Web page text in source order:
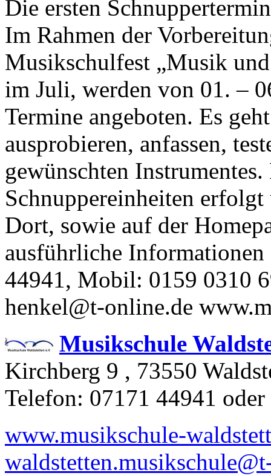
Die ersten
Im Rahmen der
Musikschulfest „Musik
im Juli, werden von 01. –
Termine angeboten. Es
ausprobieren, anfassen,
gewünschten
Schnuppereinheiten
Dort, sowie auf der
ausführliche
44941, Mobil: 0159 0310
henkel@​t-​online.​de
Musikschule
Kirchberg 9 , 73550
Telefon: 07171 44941
www.musikschule-